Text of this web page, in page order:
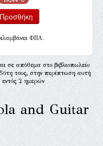
ΦΠΑ.
σε απόθεμα στο βιβλιοπωλείο
τους, στην περίπτωση αυτή
2 ημερών
and Guitar